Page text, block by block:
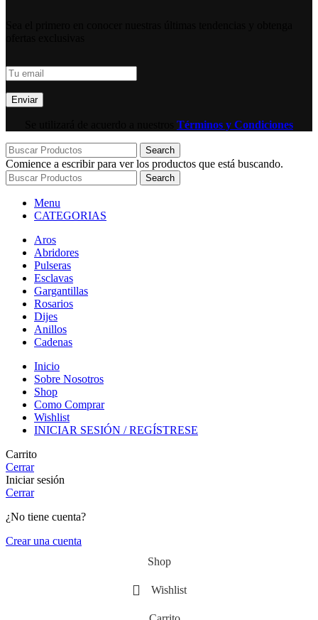
Términos y Condiciones
Search
Comience a escribir para ver los productos que está buscando.
Search
Menu
CATEGORIAS
Aros
Abridores
Pulseras
Esclavas
Gargantillas
Rosarios
Dijes
Anillos
Cadenas
Inicio
Sobre Nosotros
Shop
Como Comprar
Wishlist
INICIAR SESIÓN / REGÍSTRESE
Carrito
Cerrar
Iniciar sesión
Cerrar
¿No tiene cuenta?
Crear una cuenta
Shop
Wishlist